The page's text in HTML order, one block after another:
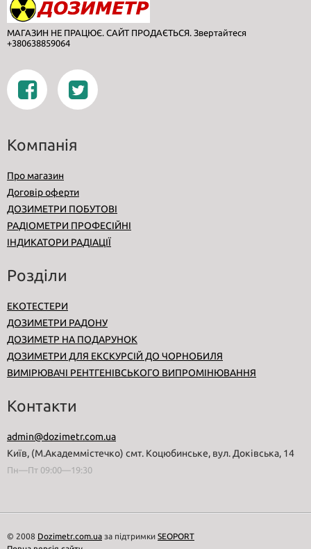
МАГАЗИН НЕ ПРАЦЮЄ. САЙТ ПРОДАЄТЬСЯ. Звертайтеся
+380638859064
Компанія
Про магазин
Договір оферти
ДОЗИМЕТРИ ПОБУТОВІ
РАДІОМЕТРИ ПРОФЕСІЙНІ
ІНДИКАТОРИ РАДІАЦІЇ
Розділи
ЕКОТЕСТЕРИ
ДОЗИМЕТРИ РАДОНУ
ДОЗИМЕТР НА ПОДАРУНОК
ДОЗИМЕТРИ ДЛЯ ЕКСКУРСІЙ ДО ЧОРНОБИЛЯ
ВИМІРЮВАЧІ РЕНТГЕНІВСЬКОГО ВИПРОМІНЮВАННЯ
Контакти
admin@dozimetr.com.ua
Київ, (М.Академмістечко) смт. Коцюбинське, вул. Доківська, 14
Пн—Пт 09:00—19:30
© 2008 Dozimetr.com.ua за підтримки SEOPORT